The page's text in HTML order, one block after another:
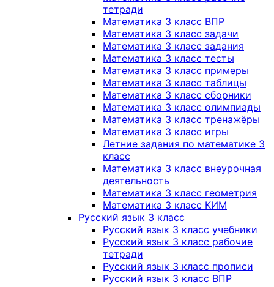
тетради
Математика 3 класс ВПР
Математика 3 класс задачи
Математика 3 класс задания
Математика 3 класс тесты
Математика 3 класс примеры
Математика 3 класс таблицы
Математика 3 класс сборники
Математика 3 класс олимпиады
Математика 3 класс тренажёры
Математика 3 класс игры
Летние задания по математике 3
класс
Математика 3 класс внеурочная
деятельность
Математика 3 класс геометрия
Математика 3 класс КИМ
Русский язык 3 класс
Русский язык 3 класс учебники
Русский язык 3 класс рабочие
тетради
Русский язык 3 класс прописи
Русский язык 3 класс ВПР